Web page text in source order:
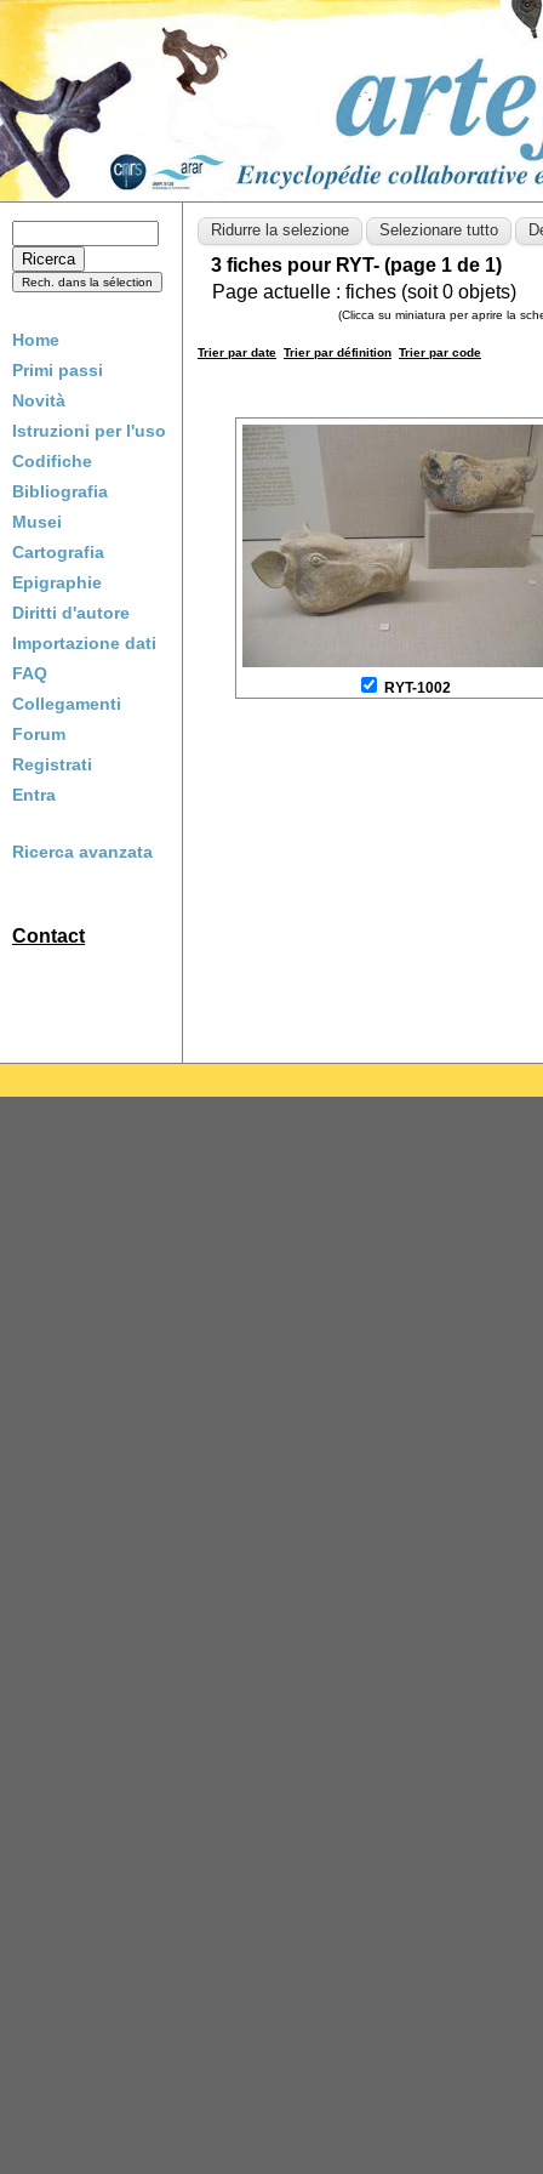
Home
Primi passi
Novità
Istruzioni per l'uso
Codifiche
Bibliografia
Musei
Cartografia
Epigraphie
Diritti d'autore
Importazione dati
FAQ
Collegamenti
Forum
Registrati
Entra
Ricerca avanzata
Contact
3 fiches pour RYT- (page 1 de 1)
Page actuelle : fiches (soit0 objets)
(Clicca su miniatura per aprire la
Trier par date Trier par définition Trier par code
RYT-1002